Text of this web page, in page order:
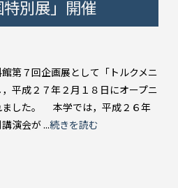
別展」開催
第７回企画展として「トルクメニ
平成２７年２月１８日にオープニ
ました。 本学では，平成２６年
演会が ...続きを読む